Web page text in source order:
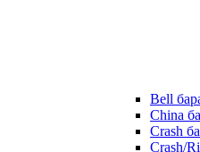
Bell
China
Crash
Crash/